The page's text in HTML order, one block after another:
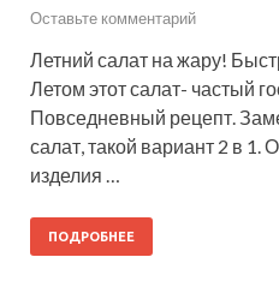
Оставьте комментарий
Летний салат на жару!
Летом этот салат- частый
Повседневный рецепт.
салат, такой вариант 2 в
изделия …
ПОДРОБНЕЕ